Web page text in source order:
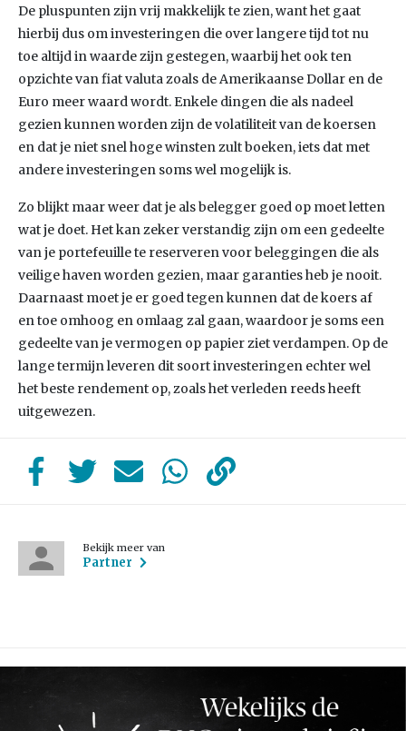
De pluspunten zijn vrij makkelijk te zien, want het gaat
hierbij dus om investeringen die over langere tijd tot nu
toe altijd in waarde zijn gestegen, waarbij het ook ten
opzichte van fiat valuta zoals de Amerikaanse Dollar en de
Euro meer waard wordt. Enkele dingen die als nadeel
gezien kunnen worden zijn de volatiliteit van de koersen
en dat je niet snel hoge winsten zult boeken, iets dat met
andere investeringen soms wel mogelijk is.
Zo blijkt maar weer dat je als belegger goed op moet letten
wat je doet. Het kan zeker verstandig zijn om een gedeelte
van je portefeuille te reserveren voor beleggingen die als
veilige haven worden gezien, maar garanties heb je nooit.
Daarnaast moet je er goed tegen kunnen dat de koers af
en toe omhoog en omlaag zal gaan, waardoor je soms een
gedeelte van je vermogen op papier ziet verdampen. Op de
lange termijn leveren dit soort investeringen echter wel
het beste rendement op, zoals het verleden reeds heeft
uitgewezen.
Bekijk meer van
Partner